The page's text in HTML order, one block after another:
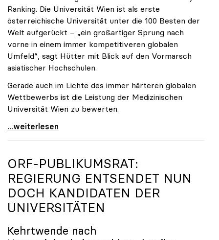
Ranking. Die Universität Wien ist als erste
österreichische Universität unter die 100 Besten der
Welt aufgerückt – „ein großartiger Sprung nach
vorne in einem immer kompetitiveren globalen
Umfeld“, sagt Hütter mit Blick auf den Vormarsch
asiatischer Hochschulen.
Gerade auch im Lichte des immer härteren globalen
Wettbewerbs ist die Leistung der Medizinischen
Universität Wien zu bewerten.
„Top-Rankingplätze heimischer Universitäten geben
...weiterlesen
ORF-PUBLIKUMSRAT:
REGIERUNG ENTSENDET NUN
DOCH KANDIDATEN DER
UNIVERSITÄTEN
Kehrtwende nach